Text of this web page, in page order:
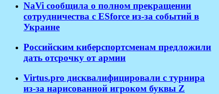
NaVi сообщила о полном прекращении
сотрудничества с ESforce из-за событий в
Украине
Российским киберспортсменам предложили
дать отсрочку от армии
Virtus.pro дисквалифицировали с турнира
из-за нарисованной игроком буквы Z